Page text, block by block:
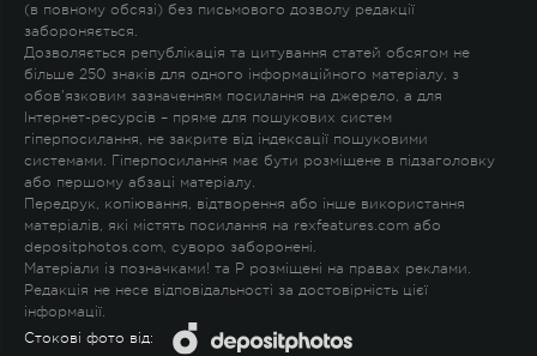
(в повному обсязі) без письмового дозволу редакції
забороняється.
Дозволяється републікація та цитування статей обсягом не
більше 250 знаків для одного інформаційного матеріалу, з
обов'язковим зазначенням посилання на джерело, а для
Інтернет-ресурсів – пряме для пошукових систем
гіперпосилання, не закрите від індексації пошуковими
системами. Гіперпосилання має бути розміщене в підзаголовку
або першому абзаці матеріалу.
Передрук, копіювання, відтворення або інше використання
матеріалів, які містять посилання на rexfeatures.com або
depositphotos.com, суворо заборонені.
Матеріали із позначками! та P розміщені на правах реклами.
Редакція не несе відповідальності за достовірність цієї
інформації.
Стокові фото від: